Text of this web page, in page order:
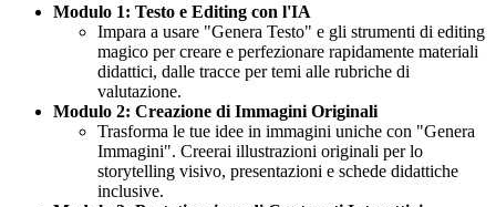
Modulo 1: Testo e Editing con l'IA
Impara a usare "Genera Testo" e gli strumenti di editing
magico per creare e perfezionare rapidamente materiali
didattici, dalle tracce per temi alle rubriche di
valutazione.
Modulo 2: Creazione di Immagini Originali
Trasforma le tue idee in immagini uniche con "Genera
Immagini". Creerai illustrazioni originali per lo
storytelling visivo, presentazioni e schede didattiche
inclusive.